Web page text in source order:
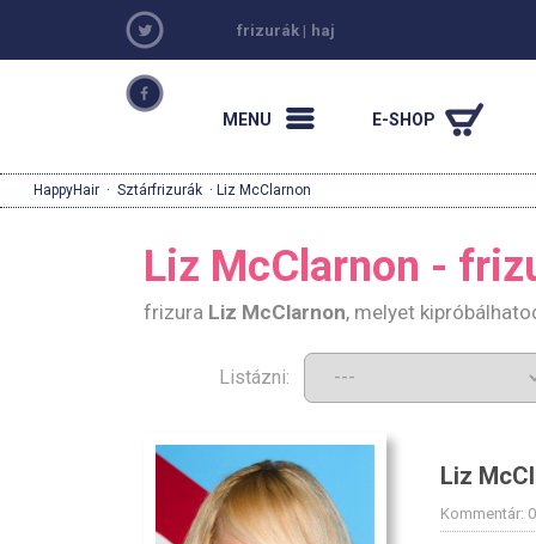
frizurák | haj
MENU E-SHOP
HappyHair · Sztárfrizurák · Liz McClarnon
Liz McClarnon -
frizura Liz McClarnon, melyet
Listázni:
Liz
Kommentár: